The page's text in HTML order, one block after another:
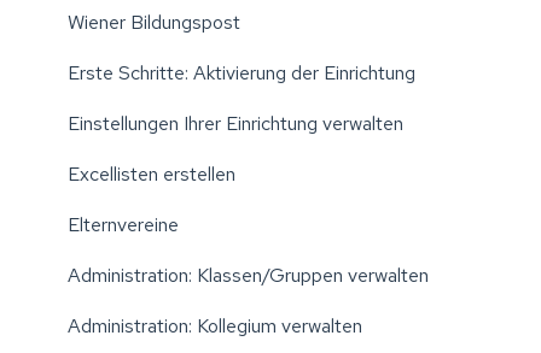
Wiener Bildungspost
Erste Schritte: Aktivierung der Einrichtung
Einstellungen Ihrer Einrichtung verwalten
Excellisten erstellen
Elternvereine
Administration: Klassen/Gruppen verwalten
Administration: Kollegium verwalten